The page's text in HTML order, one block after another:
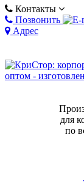
Контакты
Позвонить
Адрес
для
по